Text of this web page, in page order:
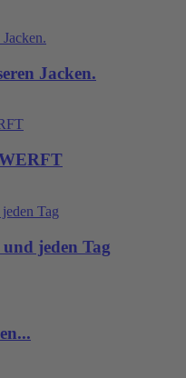
Jacken.
jeden Tag